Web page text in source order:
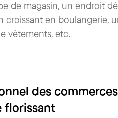
de magasin, un endroit
croissant en boulangerie,
vêtements, etc.
des
florissant